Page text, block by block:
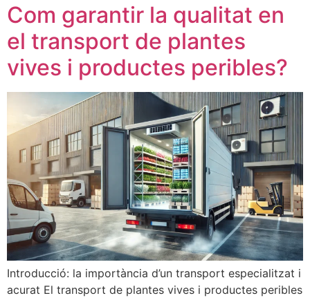
Com garantir la qualitat en
el transport de plantes
vives i productes peribles?
Introducció: la importància d’un transport especialitzat i
acurat El transport de plantes vives i productes peribles